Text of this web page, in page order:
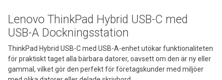
Lenovo ThinkPad Hybrid USB-C med
USB-A Dockningsstation
ThinkPad Hybrid USB-C med USB-A-enhet utökar funktionaliteten
för praktiskt taget alla bärbara datorer, oavsett om den är ny eller
gammal, vilket gör den perfekt för företagskunder med miljöer